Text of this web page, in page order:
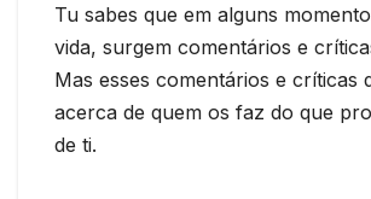
Tu sabes que em alguns
vida, surgem comentários e
Mas esses comentários e críticas
acerca de quem os faz do que
de ti.